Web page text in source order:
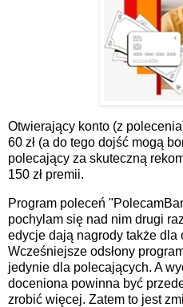
Otwierający konto (z
60 zł (a do tego dojść mogą
polecający za skuteczną
150 zł premii.
Program poleceń
pochylam się nad nim drugi
edycje dają nagrody także dla
Wcześniejsze odsłony
jedynie dla polecających. A
doceniona powinna być
zrobić więcej. Zatem to jest